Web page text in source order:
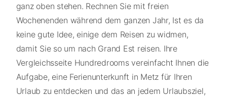
ganz oben stehen. Rechnen Sie mit freien
Wochenenden während dem ganzen Jahr, Ist es da
keine gute Idee, einige dem Reisen zu widmen,
damit Sie so um nach Grand Est reisen. Ihre
Vergleichsseite Hundredrooms vereinfacht Ihnen die
Aufgabe, eine Ferienunterkunft in Metz für Ihren
Urlaub zu entdecken und das an jedem Urlaubsziel,